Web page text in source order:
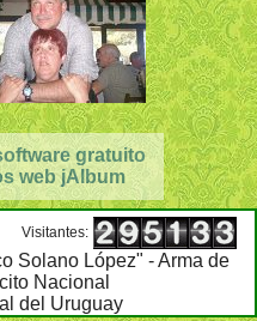
gratuito
web jAlbum
Visitantes:
Solano López" - Arma de
Nacional
del Uruguay